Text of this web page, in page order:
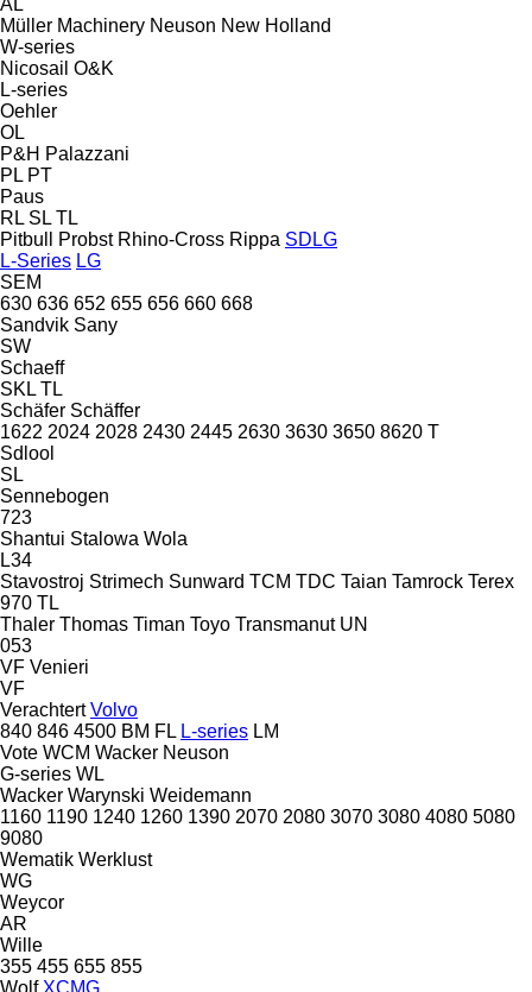
Müller Machinery Neuson New Holland
W-series
Nicosail O&K
L-series
Oehler
OL
P&H Palazzani
PL PT
Paus
RL SL TL
Pitbull
Probst Rhino-Cross Rippa SDLG
L-Series LG
SEM
630 636 652 655 656 660 668
Sandvik Sany
SW
Schaeff
SKL TL
Schäfer Schäffer
1622 2024 2028 2430 2445 2630 3630 3650 8620 T
Sdlool
SL
Sennebogen
723
Shantui Stalowa Wola
L34
Stavostroj Strimech Sunward TCM TDC Taian Tamrock Terex
970 TL
Thaler Thomas Timan Toyo Transmanut UN
053
VF Venieri
VF
Verachtert Volvo
840 846 4500 BM FL L-series LM
Vote WCM Wacker Neuson
G-series WL
Wacker Warynski Weidemann
1160 1190 1240 1260 1390 2070 2080 3070 3080 4080 5080
9080
Wematik Werklust
WG
Weycor
AR
Wille
355 455 655 855
Wolf XCMG